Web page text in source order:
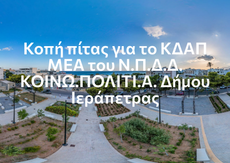
Κοπή πίτας για το ΚΔΑΠ
ΜΕΑ του Ν.Π.Δ.Δ.
ΚΟΙΝΩ.ΠΟΛΙΤΙ.Α. Δήμου
Ιεράπετρας